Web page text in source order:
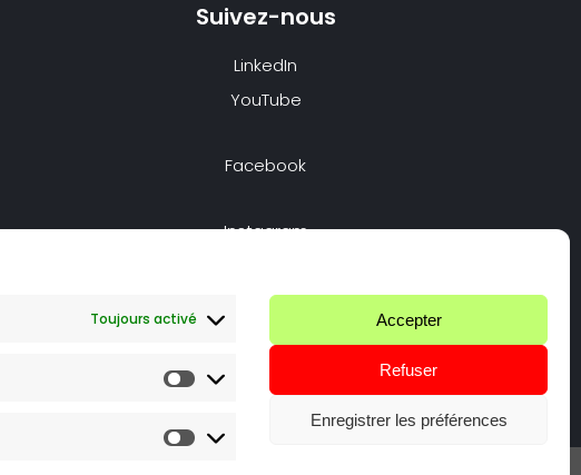
Toujours activé Accepter
Refuser
Enregistrer les préférences
Suivez-nous
LinkedIn
YouTube
Facebook
Instagram